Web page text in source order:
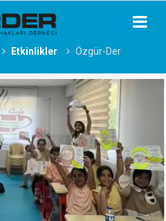
Etkinlikler
Özgür-Der